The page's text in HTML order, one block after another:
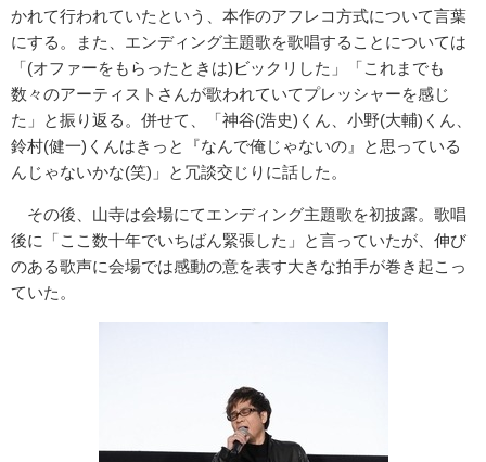
かれて行われていたという、本作のアフレコ方式について言葉
にする。また、エンディング主題歌を歌唱することについては
「(オファーをもらったときは)ビックリした」「これまでも
数々のアーティストさんが歌われていてプレッシャーを感じ
た」と振り返る。併せて、「神谷(浩史)くん、小野(大輔)くん、
鈴村(健一)くんはきっと『なんで俺じゃないの』と思っている
んじゃないかな(笑)」と冗談交じりに話した。
その後、山寺は会場にてエンディング主題歌を初披露。歌唱
後に「ここ数十年でいちばん緊張した」と言っていたが、伸び
のある歌声に会場では感動の意を表す大きな拍手が巻き起こっ
ていた。